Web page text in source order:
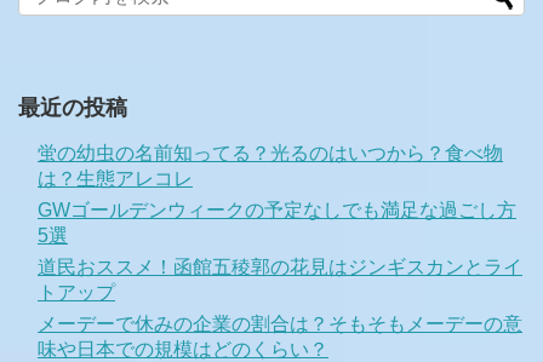
最近の投稿
蛍の幼虫の名前知ってる？光るのはいつから？食べ物
は？生態アレコレ
GWゴールデンウィークの予定なしでも満足な過ごし方
5選
道民おススメ！函館五稜郭の花見はジンギスカンとライ
トアップ
メーデーで休みの企業の割合は？そもそもメーデーの意
味や日本での規模はどのくらい？